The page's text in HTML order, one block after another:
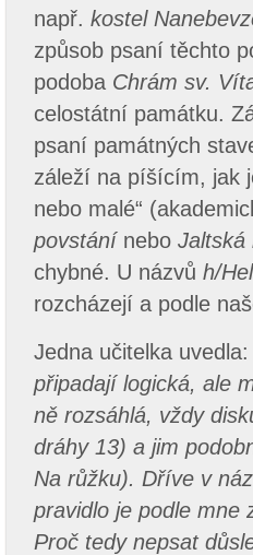
např. kostel
způsob psaní těchto
podoba Chrám sv.
celostátní památku.
psaní památných
záleží na píšícím, jak
nebo malé“
povstání nebo Jaltská
chybné. U názvů h/
rozcházejí a podle
Jedna učitelka uvedla:
připadají logická, ale
ně rozsáhlá, vždy
dráhy 13) a jim
Na růžku). Dříve v
pravidlo je podle mne
Proč tedy nepsat